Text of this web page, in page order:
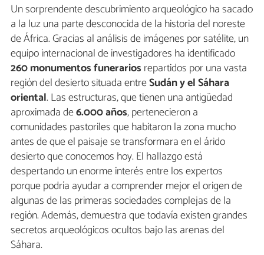
Un sorprendente descubrimiento arqueológico ha sacado
a la luz una parte desconocida de la historia del noreste
de África. Gracias al análisis de imágenes por satélite, un
equipo internacional de investigadores ha identificado
260 monumentos funerarios repartidos por una vasta
región del desierto situada entreSudán y el Sáhara
oriental. Las estructuras, que tienen una antigüedad
aproximada de6.000 años, pertenecieron a
comunidades pastoriles que habitaron la zona mucho
antes de que el paisaje se transformara en el árido
desierto que conocemos hoy. El hallazgo está
despertando un enorme interés entre los expertos
porque podría ayudar a comprender mejor el origen de
algunas de las primeras sociedades complejas de la
región. Además, demuestra que todavía existen grandes
secretos arqueológicos ocultos bajo las arenas del
Sáhara.